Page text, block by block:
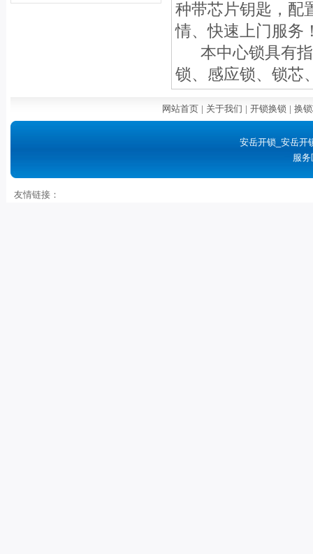
种带芯片钥匙，配
情、快速上门服务
本中心锁具有
锁、感应锁、锁芯
网站首页 | 关于我们 | 开锁换锁 | 换
安岳开锁_安岳开
服
友情链接：